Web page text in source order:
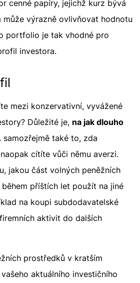
cenné papíry, jejichž kurz bývá
může výrazně ovlivňovat hodnotu
portfolio je tak vhodné pro
investora.
mezi konzervativní, vyvážené
Důležité je, na jak dlouho
samozřejmě také to, zda
cítíte vůči němu averzi.
jakou část volných peněžních
příštích let použít na jiné
na koupi subdodavatelské
aktivit do dalších
prostředků v kratším
aktuálního investičního